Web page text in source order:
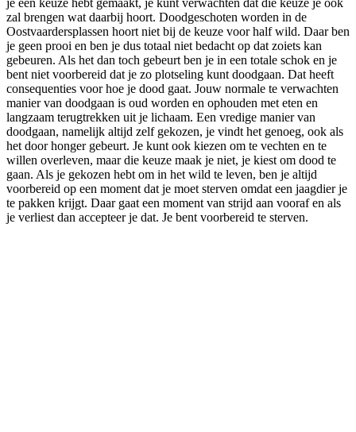
je een keuze hebt gemaakt, je kunt verwachten dat die keuze je ook
zal brengen wat daarbij hoort. Doodgeschoten worden in de
Oostvaardersplassen hoort niet bij de keuze voor half wild. Daar ben
je geen prooi en ben je dus totaal niet bedacht op dat zoiets kan
gebeuren. Als het dan toch gebeurt ben je in een totale schok en je
bent niet voorbereid dat je zo plotseling kunt doodgaan. Dat heeft
consequenties voor hoe je dood gaat. Jouw normale te verwachten
manier van doodgaan is oud worden en ophouden met eten en
langzaam terugtrekken uit je lichaam. Een vredige manier van
doodgaan, namelijk altijd zelf gekozen, je vindt het genoeg, ook als
het door honger gebeurt. Je kunt ook kiezen om te vechten en te
willen overleven, maar die keuze maak je niet, je kiest om dood te
gaan. Als je gekozen hebt om in het wild te leven, ben je altijd
voorbereid op een moment dat je moet sterven omdat een jaagdier je
te pakken krijgt. Daar gaat een moment van strijd aan vooraf en als
je verliest dan accepteer je dat. Je bent voorbereid te sterven.